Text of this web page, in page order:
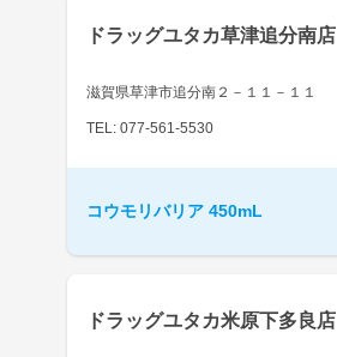
ドラッグユタカ草津追分南店
滋賀県草津市追分南２－１１－１１
TEL: 077-561-5530
コウモリバリア 450mL
ドラッグユタカ米原下多良店